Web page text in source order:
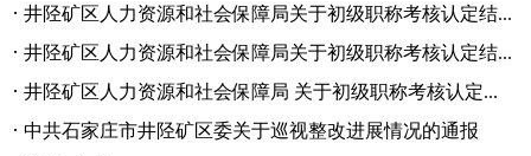
· 井陉矿区人力资源和社会保障局关于初级职称考核认定结...
· 井陉矿区人力资源和社会保障局关于初级职称考核认定结...
· 井陉矿区人力资源和社会保障局 关于初级职称考核认定...
· 中共石家庄市井陉矿区委关于巡视整改进展情况的通报